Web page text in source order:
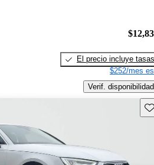
El precio incluye tasas
$252/mes
Verif. disponibilidad